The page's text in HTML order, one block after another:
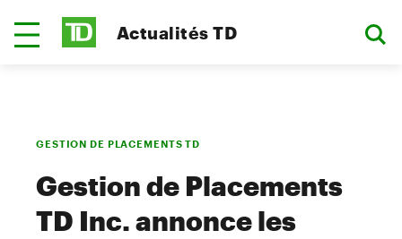
Actualités TD
GESTION DE PLACEMENTS TD
Gestion de Placements
TD Inc. annonce les